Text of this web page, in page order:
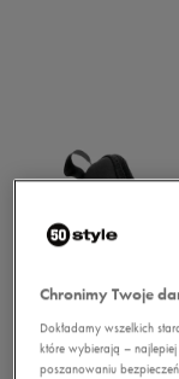
Chronimy Twoje
Dokładamy wszelkich
które wybierają –
poszanowaniu